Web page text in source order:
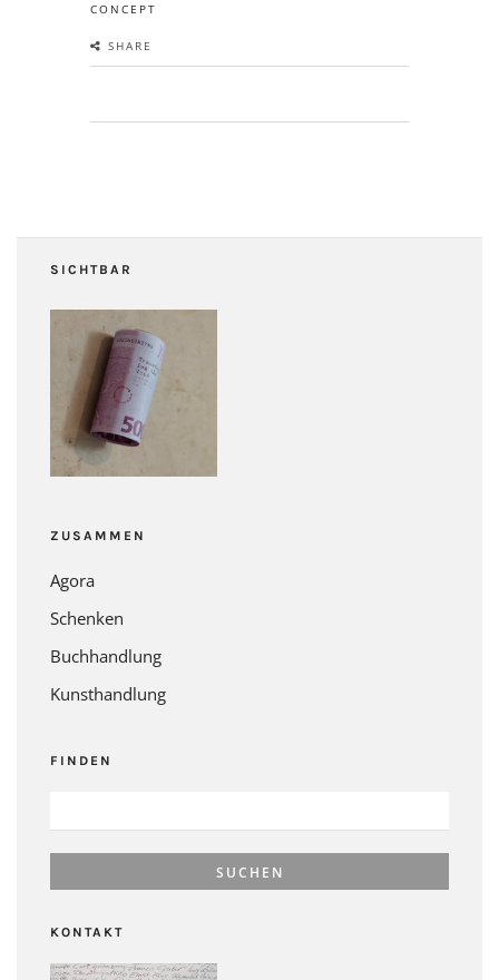
CONCEPT
SHARE
SICHTBAR
ZUSAMMEN
Agora
Schenken
Buchhandlung
Kunsthandlung
FINDEN
KONTAKT